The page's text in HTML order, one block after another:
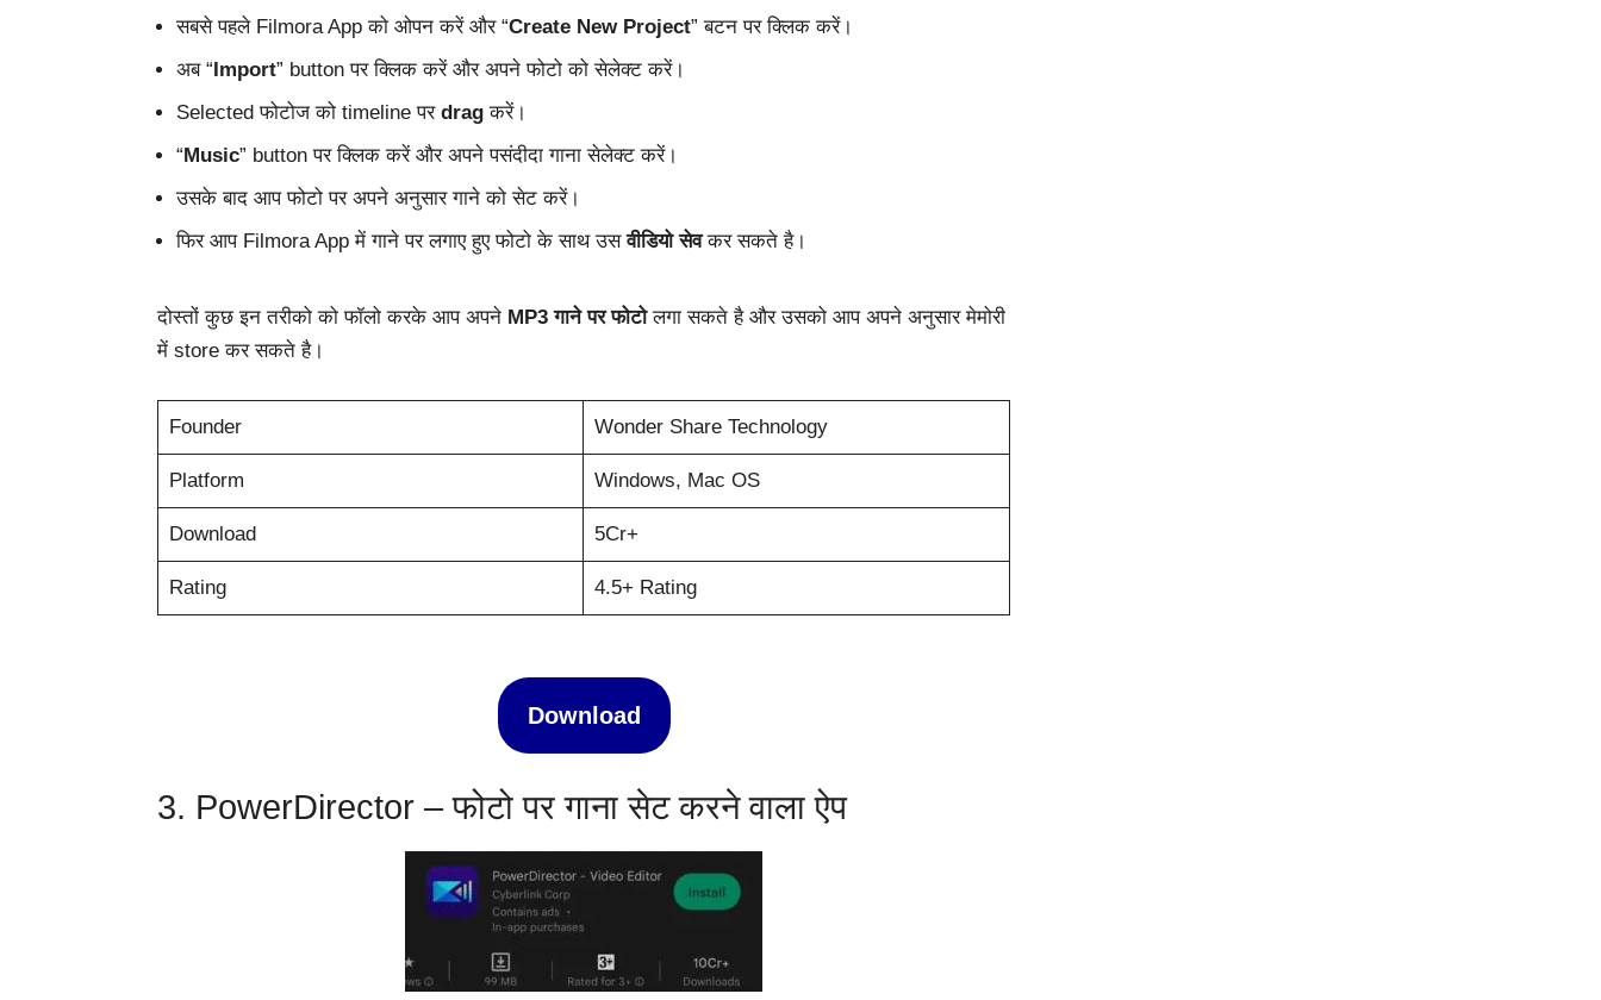
सबसे पहले Filmora App को ओपन करें और “Create New Project” बटन पर क्लिक करें।
अब “ Import” button पर क्लिक करें और अपने फोटो को सेलेक्ट करें।
Selected फोटोज को timeline पर drag करें।
“ Music” button पर क्लिक करें और अपने पसंदीदा गाना सेलेक्ट करें।
उसके बाद आप फोटो पर अपने अनुसार गाने को सेट करें।
फिर आप Filmora App में गाने पर लगाए हुए फोटो के साथ उसवीडियो सेवकर सकते है।
दोस्तों कुछ इन तरीको को फॉलो करके आप अपने MP3 गाने पर फोटोलगा सकते है और उसको आप अपने अनुसार मेमोरी
में store कर सकते है।
Founder Wonder Share Technology
Platform Windows, Mac OS
Download 5Cr+
Rating 4.5+ Rating
Download
3. PowerDirector – फोटो पर गाना सेट करने वाला ऐप